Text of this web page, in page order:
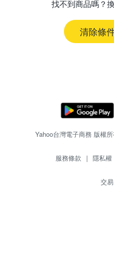
找不到商品嗎？
清除條
Yahoo台灣電子商務 版權
服務條款 | 隱私權
交